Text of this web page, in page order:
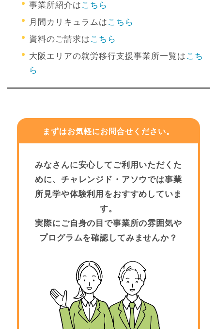
事業所紹介は こちら
月間カリキュラムは こちら
資料のご請求は こちら
大阪エリアの就労移行支援事業所一覧は こち
ら
まずはお気軽にお問合せください。
みなさんに安心してご利用いただくた
めに、チャレンジド・アソウでは事業
所見学や体験利用をおすすめしていま
す。
実際にご自身の目で事業所の雰囲気や
プログラムを確認してみませんか？